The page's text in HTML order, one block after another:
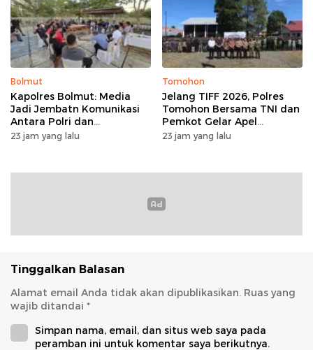
Bolmut
Kapolres Bolmut: Media
Jadi Jembatn Komunikasi
Antara Polri dan
Masyarakat
23 jam yang lalu
Tomohon
Jelang TIFF 2026, Polres
Tomohon Bersama TNI dan
Pemkot Gelar Apel
Kesiapan Pengamanan
23 jam yang lalu
Tinggalkan Balasan
Alamat email Anda tidak akan dipublikasikan. Ruas yang
wajib ditandai *
Simpan nama, email, dan situs web saya pada
peramban ini untuk komentar saya berikutnya.